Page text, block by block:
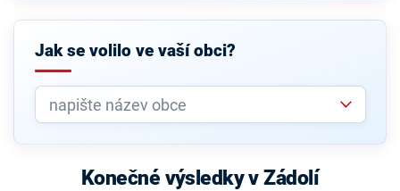
Jak se volilo ve vaší obci?
Konečné výsledky v Zádolí